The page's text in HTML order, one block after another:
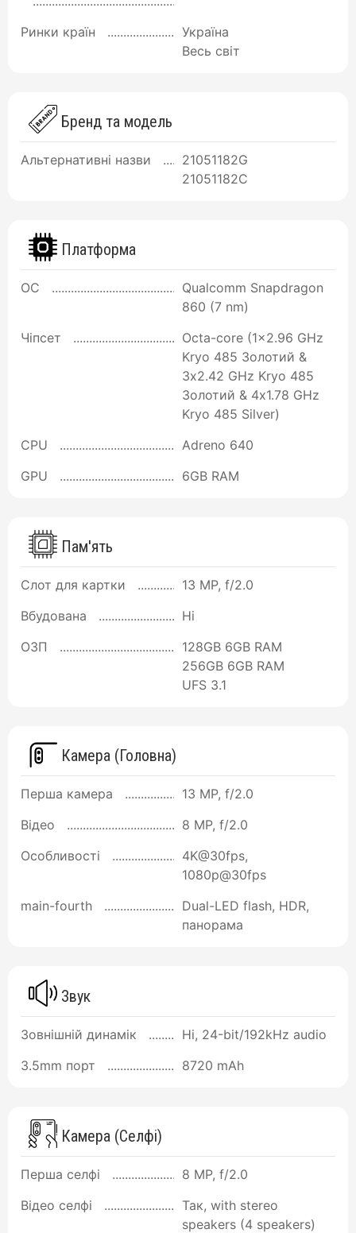
Ринки країн
Україна
Весь світ
Бренд та модель
Альтернативні назви
21051182G
21051182C
Платформа
ОС
Qualcomm Snapdragon
860 (7 nm)
Чіпсет
Octa-core (1x2.96 GHz
Kryo 485 Золотий &
3x2.42 GHz Kryo 485
Золотий & 4x1.78 GHz
Kryo 485 Silver)
CPU
Adreno 640
GPU
6GB RAM
Пам'ять
Слот для картки
13 MP, f/2.0
Вбудована
Ні
ОЗП
128GB 6GB RAM
256GB 6GB RAM
UFS 3.1
Камера (Головна)
Перша камера
13 MP, f/2.0
Відео
8 MP, f/2.0
Особливості
4K@30fps,
1080p@30fps
main-fourth
Dual-LED flash, HDR,
панорама
Звук
Зовнішній динамік
Ні, 24-bit/192kHz audio
3.5mm порт
8720 mAh
Камера (Селфі)
Перша селфі
8 MP, f/2.0
Відео селфі
Так, with stereo
speakers (4 speakers)